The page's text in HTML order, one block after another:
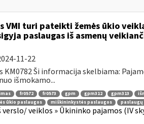
VMI turi pateikti žemės ūkio
paslaugas iš asmenų
11-22
KM0782 Ši informacija skelbiama:
išmokamo...
fr0572 fr0573 gpm gpm312 gpm313
ūkio paslaugos miškininkystės paslaugos
veiklos » Ūkininko pajamos (IV